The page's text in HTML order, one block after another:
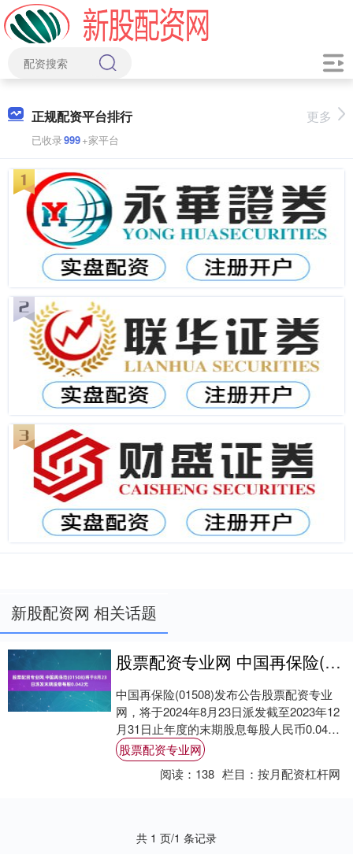
正规配资平台排行
已收录999+家平台
更多
新股配资网 相关话题
股票配资专业网 中国再保险(01508)将于8月23日派发末期股息每股0.042元
中国再保险(01508)发布公告股票配资专业
网，将于2024年8月23日派发截至2023年12
月31日止年度的末期股息每股人民币0.042
元。 海量资讯、精准解....
股票配资专业网
阅读： 138 栏目：按月配资杠杆网
共 1 页/1 条记录